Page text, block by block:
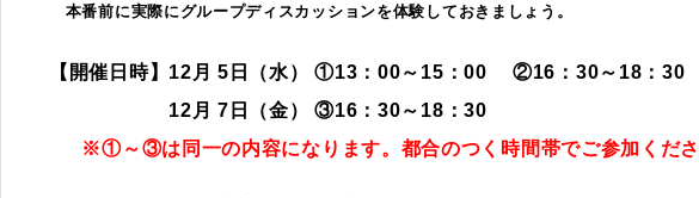
本番前に実際にグループディスカッションを体験しておきましょう。
【開催日時】 12月 5日（水） ①13：00～15：00 ②16：30～18：30
12月 7日（金）③16：30～18：30
※①～③は同一の内容になります。都合のつく時間帯でご参加くだ